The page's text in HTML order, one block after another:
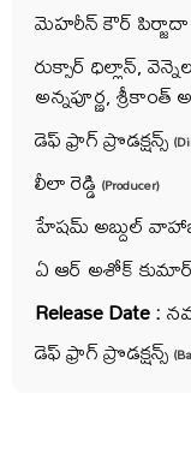
మెహరీన్ కౌర్ పిర్జాదా
రుక్సార్ ధిల్లాన్,
అన్నపూర్ణ,
డెఫ్ ఫ్రాగ్ ప్రొడక్షన్స్
లీలా రెడ్డి (Producer)
హేషమ్ అబ్దుల్
ఏ ఆర్ అశోక్ కుమార్
Release Date :
డెఫ్ ఫ్రాగ్ ప్రొడక్షన్స్